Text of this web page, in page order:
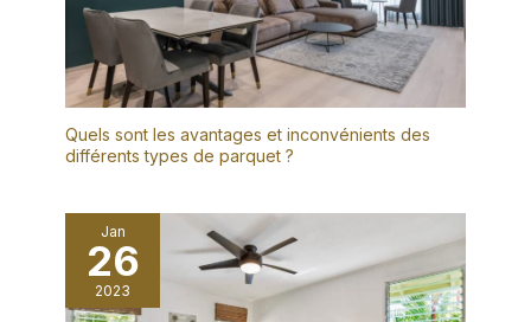
et l'assemblage, les
gants Unigloves Nitrex
290G offrent souplesse
et dextérité ainsi qu'une
protection fiable contre
l'abrasion et les
déchirures. RÉSISTANCE
de manutention générale
Nitrex 290G permettent
une dextérité et une
résistance à l'abrasion
sans entrave ; une
Quels sont les avantages et inconvénients des
différents types de parquet ?
Jan
26
2023